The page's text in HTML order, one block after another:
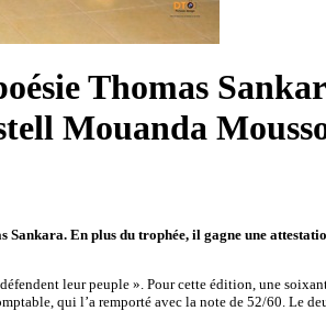
Thomas
Mouanda
En plus du trophée, il gagne une
leur peuple ». Pour cette édition, une
qui l’a remporté avec la note de 52/60. Le